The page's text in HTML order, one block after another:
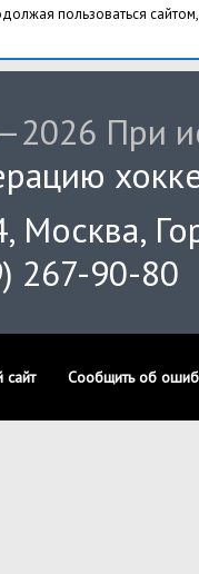
пользоваться
При
Москва,
267-90-80
сайт Сообщить об